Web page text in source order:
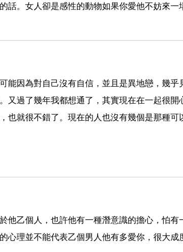
話。女人卻是感性的動物如果你愛他不妨來
能因為對自己沒有自信，並且是異地戀，幾
又過了幾年我都想通了，其實現在在一起很
也就很不錯了。現在的人也沒有幾個是那種
他乙個人，也許他有一種潛意識的擔心，怕
心理並不能代表乙個男人他有多愛你，很大成